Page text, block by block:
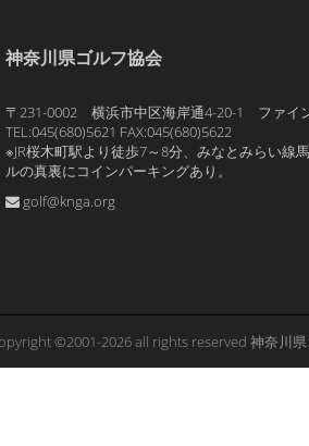
神奈川県ゴルフ協会
〒231-0002 横浜市中区海岸通4-20-1 ファイ
TEL:045(680)5621 FAX:045(680)5622
※JR桜木町駅より徒歩7～8分、みなとみらい線
ルの真裏にコインパーキングあり。
golf@knga.org
©2001-2026 all rights reserved 神奈川